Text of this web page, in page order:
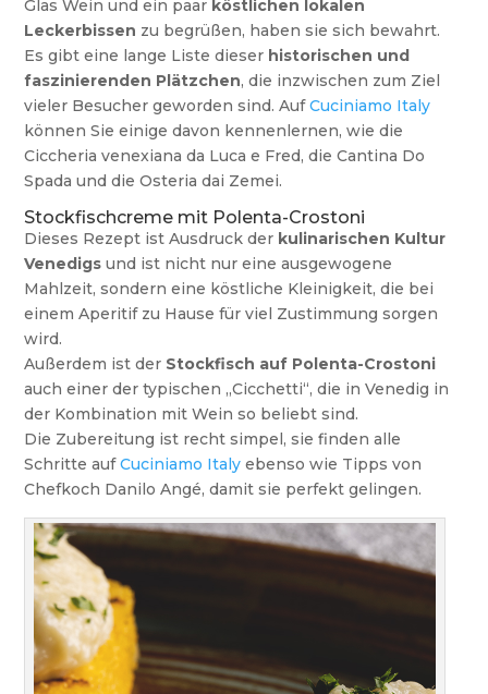
Glas Wein und ein paar köstlichen lokalen
Leckerbissen zu begrüßen, haben sie sich bewahrt.
Es gibt eine lange Liste dieser historischen und
faszinierenden Plätzchen, die inzwischen zum Ziel
vieler Besucher geworden sind. AufCuciniamo Italy
können Sie einige davon kennenlernen, wie die
Ciccheria venexiana da Luca e Fred, die Cantina Do
Spada und die Osteria dai Zemei.
Stockfischcreme mit Polenta-Crostoni
Dieses Rezept ist Ausdruck der kulinarischen Kultur
Venedigs und ist nicht nur eine ausgewogene
Mahlzeit, sondern eine köstliche Kleinigkeit, die bei
einem Aperitif zu Hause für viel Zustimmung sorgen
wird.
Außerdem ist der Stockfisch auf Polenta-Crostoni
auch einer der typischen „Cicchetti“, die in Venedig in
der Kombination mit Wein so beliebt sind.
Die Zubereitung ist recht simpel, sie finden alle
Schritte aufCuciniamo Italy ebenso wie Tipps von
Chefkoch Danilo Angé, damit sie perfekt gelingen.